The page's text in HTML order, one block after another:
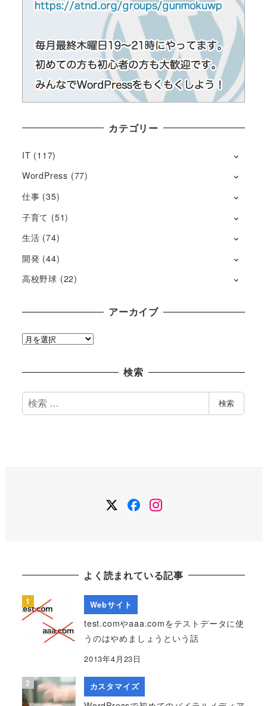
カテゴリー
IT (117)
WordPress (77)
仕事 (35)
子育て (51)
生活 (74)
開発 (44)
高校野球 (22)
アーカイブ
ア
ブ
検索
検
索
検索
Twitter
Facebook
Instagram
よく読まれている記事
Webサイト
test.comやaaa.comをテストデータに使
うのはやめましょうという話
2013年4月23日
カスタマイズ